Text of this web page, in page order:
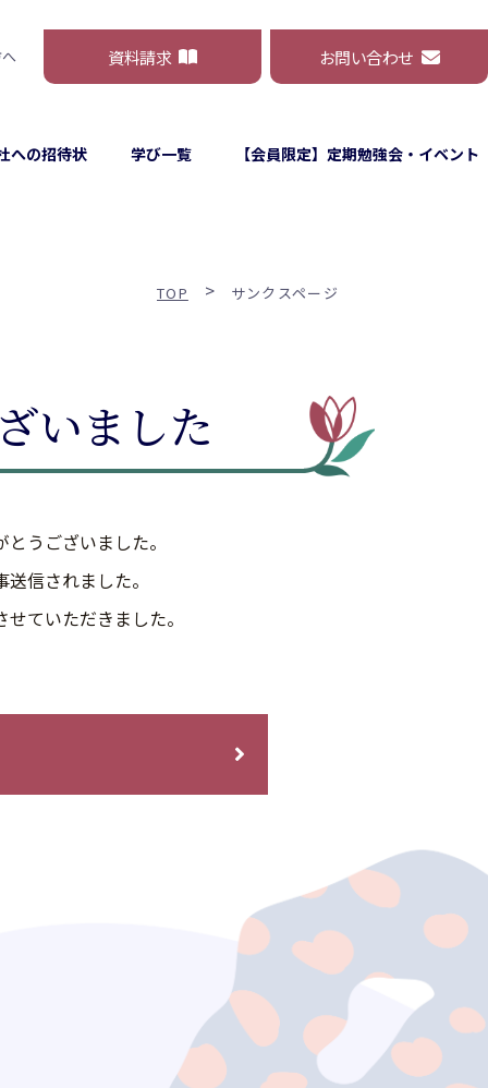
への招待状 学び一覧 【会員限定】定期勉強会・イベント
資料請求 お問い合わせ
TOP > サンクスページ
いました
うございました。
送信されました。
せていただきました。